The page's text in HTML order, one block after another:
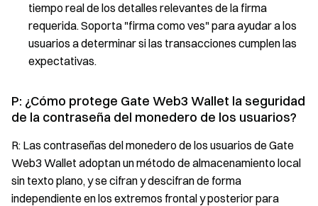
tiempo real de los detalles relevantes de la firma
requerida. Soporta "firma como ves" para ayudar a los
usuarios a determinar si las transacciones cumplen las
expectativas.
P: ¿Cómo protege Gate Web3 Wallet la seguridad
de la contraseña del monedero de los usuarios?
R: Las contraseñas del monedero de los usuarios de Gate
Web3 Wallet adoptan un método de almacenamiento local
sin texto plano, y se cifran y descifran de forma
independiente en los extremos frontal y posterior para